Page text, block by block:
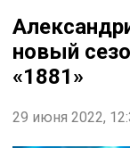
новый
«1881»
29 июня 2022,